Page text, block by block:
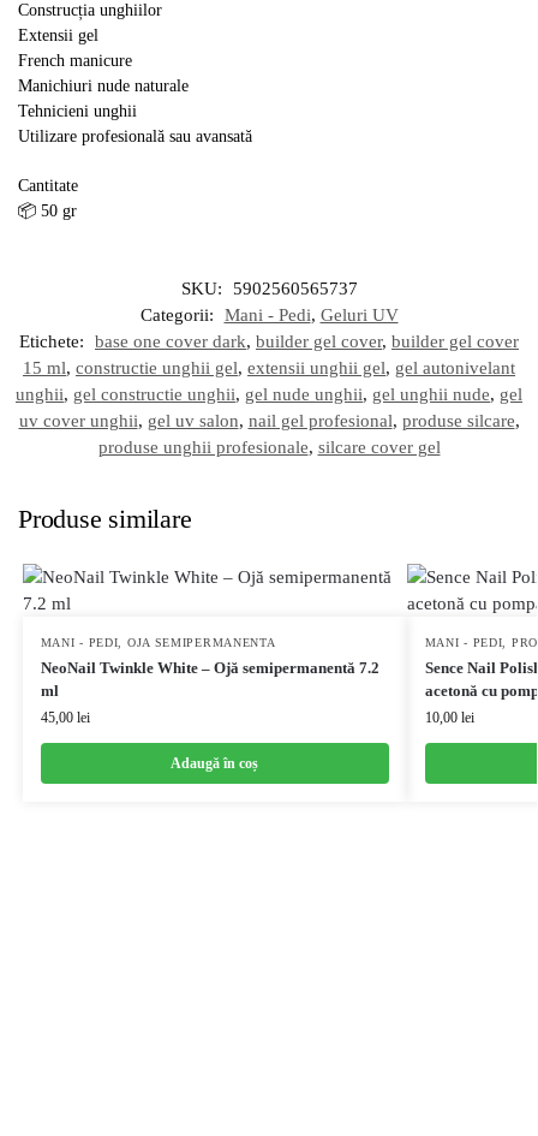
Construcția unghiilor
Extensii gel
French manicure
Manichiuri nude naturale
Tehnicieni unghii
Utilizare profesională sau avansată
Cantitate
📦 50 gr
SKU:
5902560565737
Categorii:
Mani - Pedi, Geluri UV
Etichete:
base one cover dark, builder gel cover, builder gel cover
15 ml, constructie unghii gel, extensii unghii gel, gel autonivelant
unghii, gel constructie unghii, gel nude unghii, gel unghii nude, gel
uv cover unghii, gel uv salon, nail gel profesional, produse silcare,
produse unghii profesionale, silcare cover gel
Produse similare
MANI - PEDI, OJA SEMIPERMANENTA
NeoNail Twinkle White – Ojă semipermanentă 7.2
ml
45,00 lei
Adaugă în coș
MANI - PEDI,
Sence Nail
acetonă cu
10,00 lei